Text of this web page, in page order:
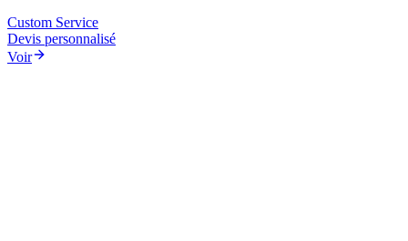
Custom Service
Devis personnalisé
Voir